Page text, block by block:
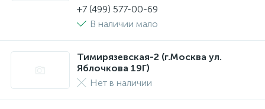
+7 (499) 577-00-69
В наличии мало
Тимирязевская-2 (г.Москва ул.
Яблочкова 19Г)
Нет в наличии